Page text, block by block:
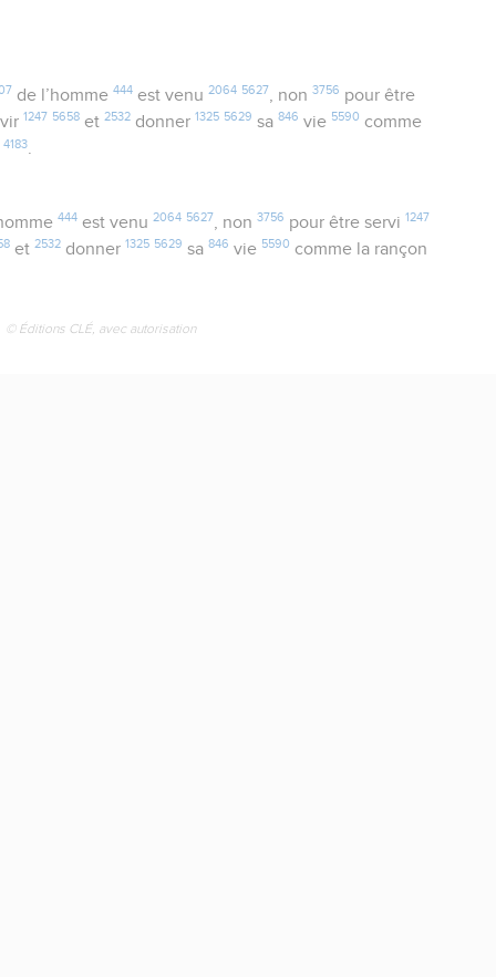
de l’homme 444est venu 2064 5627 , non 3756 pour être
1247 5658 et2532 donner 1325 5629 sa846 vie 5590 comme
4183.
444est venu 2064 5627 , non 3756 pour être servi 1247
et2532 donner 1325 5629 sa846 vie 5590 comme la rançon
© Éditions CLÉ, avec autorisation